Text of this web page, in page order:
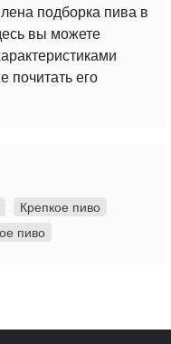
подборка пива в
вы можете
почитать его
Крепкое пиво
пиво